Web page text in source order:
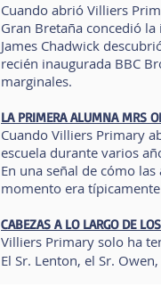
Cuando abrió Villiers
Gran Bretaña concedió
James Chadwick
recién inaugurada BBC
marginales.
LA PRIMERA ALUMNA MRS
Cuando Villiers Primary
escuela durante varios
En una señal de cómo
momento era
CABEZAS A LO LARGO DE
Villiers Primary solo ha
El Sr. Lenton, el Sr.